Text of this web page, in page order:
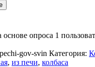
основе опроса 1
gov-svin Категория:
, из печи, колбаса